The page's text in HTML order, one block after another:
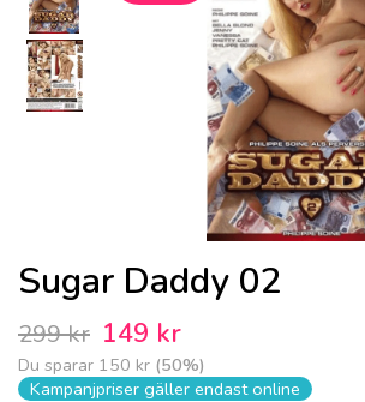
Sugar Daddy 02
299 kr 149 kr
Du sparar 150 kr (50%)
Kampanjpriser gäller endast online